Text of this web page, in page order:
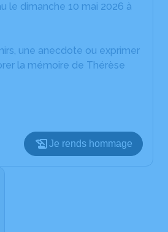
le dimanche 10 mai 2026 à
une anecdote ou exprimer
la mémoire de Thérèse
Je rends hommage